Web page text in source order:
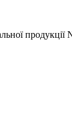
продукції